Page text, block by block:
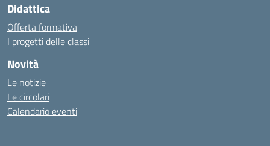
Didattica
Offerta formativa
I progetti delle classi
Novità
Le notizie
Le circolari
Calendario eventi